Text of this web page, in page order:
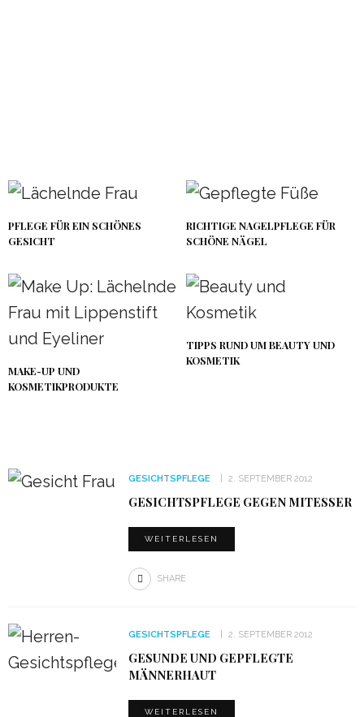
PFLEGE FÜR EIN SCHÖNES
GESICHT
RICHTIGE NAGELPFLEGE FÜR
SCHÖNE NÄGEL
MAKE-UP UND
KOSMETIKPRODUKTE
TIPPS RUND UM BEAUTY UND
KOSMETIK
GESICHTSPFLEGE 2. SEPTEMBER 2012
GESICHTSPFLEGE GEGEN MITESSER
WEITERLESEN
SHARE
GESICHTSPFLEGE 2. SEPTEMBER 2012
GESUNDE UND GEPFLEGTE
MÄNNERHAUT
WEITERLESEN